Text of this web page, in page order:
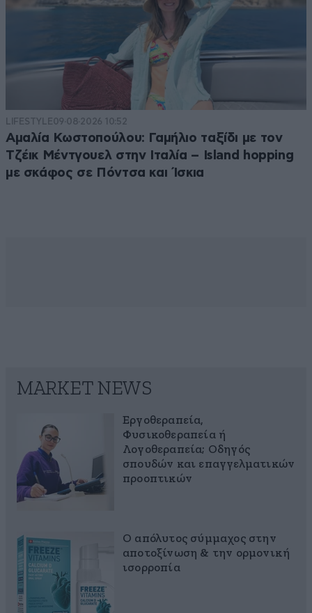
LIFESTYLE09·08·2026 10:52
Αμαλία Κωστοπούλου: Γαμήλιο ταξίδι με τον
Τζέικ Μέντγουελ στην Ιταλία – Island hopping
με σκάφος σε Πόντσα και Ίσκια
MARKET NEWS
Εργοθεραπεία,
Φυσικοθεραπεία ή
Λογοθεραπεία; Οδηγός
σπουδών και επαγγελματικών
προοπτικών
Ο απόλυτος σύμμαχος στην
αποτοξίνωση & την ορμονική
ισορροπία